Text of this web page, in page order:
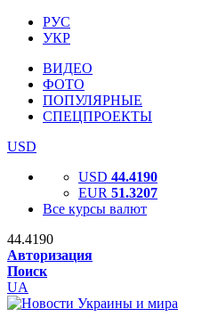
РУС
УКР
ВИДЕО
ФОТО
ПОПУЛЯРНЫЕ
СПЕЦПРОЕКТЫ
USD
USD 44.4190
EUR 51.3207
Все курсы валют
44.4190
Авторизация
Поиск
UA